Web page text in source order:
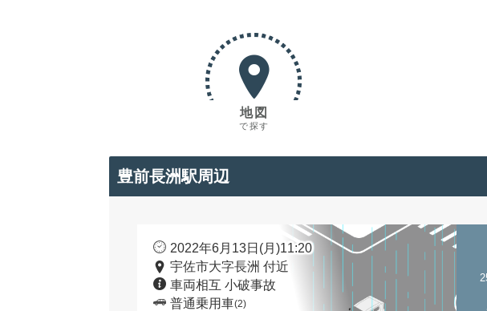
地図
で探す
豊前長洲駅周辺
2022年6月13日(月)11:20
宇佐市大字長洲 付近
車両相互 小破事故
普通乗用車(2)